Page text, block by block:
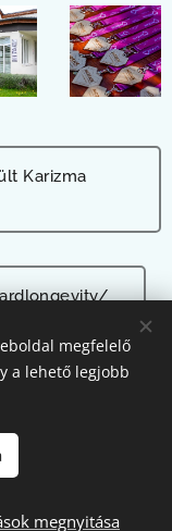
Karizma
fenntartva.
megfelelő
a lehető legjobb
megnyitása